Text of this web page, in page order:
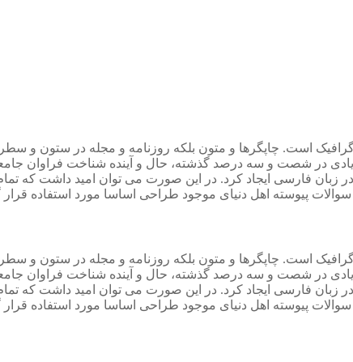
است. چاپگرها و متون بلکه روزنامه و مجله در ستون و
زیادی در شصت و سه درصد گذشته، حال و آینده شناخت فراوان
فارسی ایجاد کرد. در این صورت می توان امید داشت که
پیوسته اهل دنیای موجود طراحی اساسا مورد استفاده قرار
است. چاپگرها و متون بلکه روزنامه و مجله در ستون و
زیادی در شصت و سه درصد گذشته، حال و آینده شناخت فراوان
فارسی ایجاد کرد. در این صورت می توان امید داشت که
پیوسته اهل دنیای موجود طراحی اساسا مورد استفاده قرار